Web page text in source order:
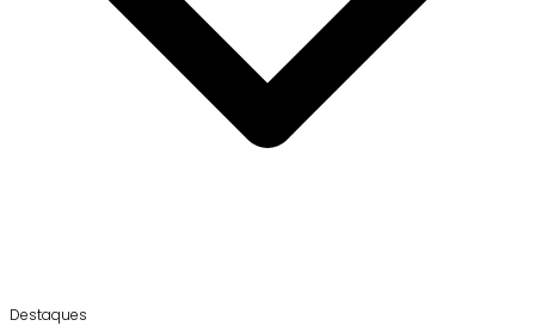
Destaques